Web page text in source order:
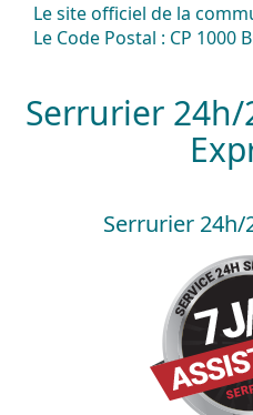
Le site officiel de la
Le Code Postal : CP 1000
Serrurier 24h/
Serrurier 24h/